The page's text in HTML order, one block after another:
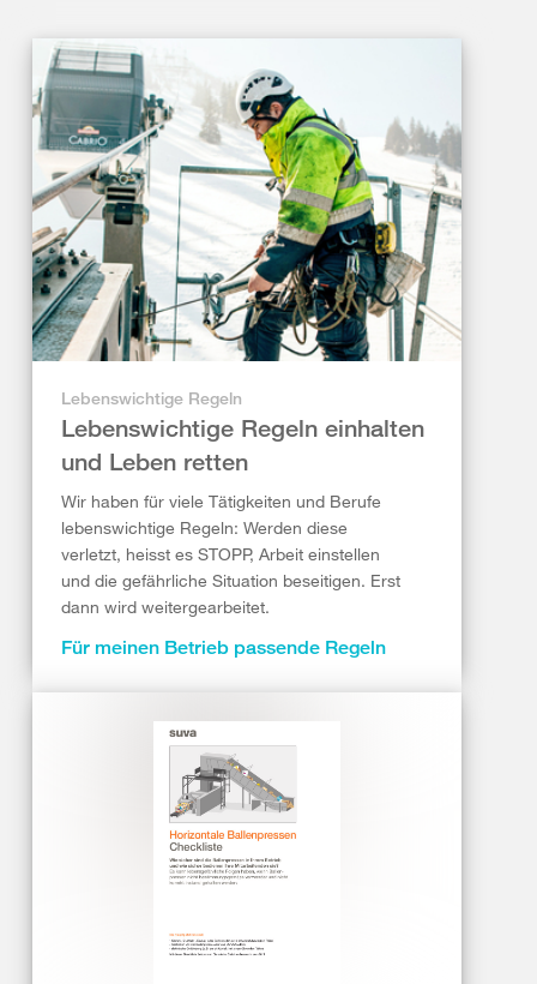
Lebenswichtige Regeln
Lebenswichtige Regeln einhalten
und Leben retten
Wir haben für viele Tätigkeiten und Berufe
lebenswichtige Regeln: Werden diese
verletzt, heisst es STOPP, Arbeit einstellen
und die gefährliche Situation beseitigen. Erst
dann wird weitergearbeitet.
Für meinen Betrieb passende Regeln